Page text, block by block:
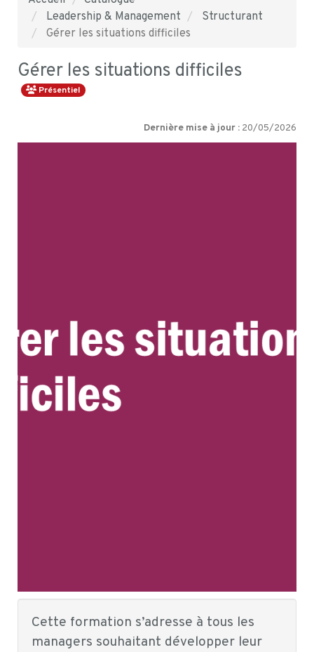
Leadership & Management
Structurant
Gérer les situations difficiles
Gérer les situations difficiles
Présentiel
Dernière mise à jour : 20/05/2026
Cette formation s’adresse à tous les
managers souhaitant développer leur